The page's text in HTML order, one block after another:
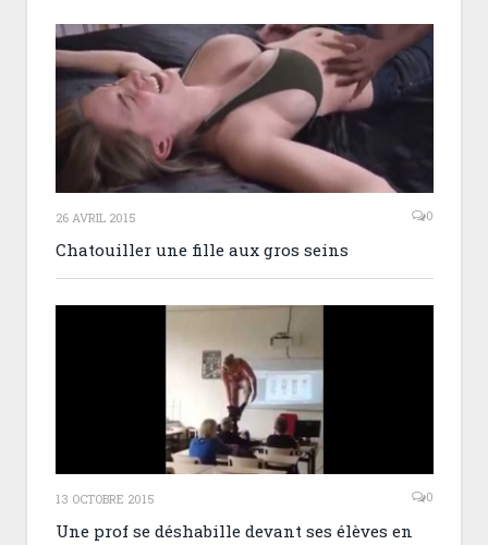
26 AVRIL 2015 0
Chatouiller une fille aux gros seins
13 OCTOBRE 2015 0
Une prof se déshabille devant ses élèves en